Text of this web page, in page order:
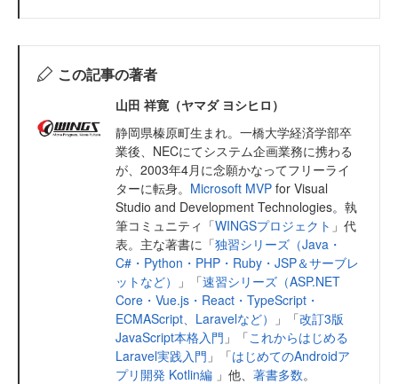
この記事の著者
山田 祥寛（ヤマダ ヨシヒロ）
静岡県榛原町生まれ。一橋大学経済学部卒
業後、NECにてシステム企画業務に携わる
が、2003年4月に念願かなってフリーライ
ターに転身。 Microsoft MVP for Visual
Studio and Development Technologies。執
筆コミュニティ「WINGSプロジェクト 」代
表。主な著書に「独習シリーズ（Java・
C#・Python・PHP・Ruby・JSP＆サーブレ
ットなど）
」「速習シリーズ（ASP.NET
Core・Vue.js・React・TypeScript・
ECMAScript、Laravelなど）
」「改訂3版
JavaScript本格入門 」「これからはじめる
Laravel実践入門 」「はじめてのAndroidア
プリ開発 Kotlin編 」他、 著書多数。